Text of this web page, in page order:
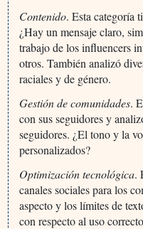
Contenido. Esta categoría
¿Hay un mensaje claro,
trabajo de los influencers
otros. También analizó
raciales y de género.
Gestión de comunidades.
con sus seguidores y
seguidores. ¿El tono y la
personalizados?
Optimización tecnológica.
canales sociales para los
aspecto y los límites de
con respecto al uso